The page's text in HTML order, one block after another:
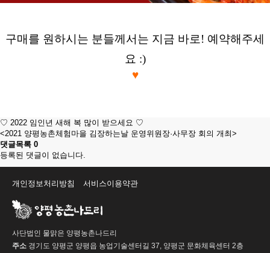
구매를 원하시는 분들께서는 지금 바로! 예약해주세
요 :)
♥
♡ 2022 임인년 새해 복 많이 받으세요 ♡
<2021 양평농촌체험마을 김장하는날 운영위원장·사무장 회의 개최>
댓글목록 0
등록된 댓글이 없습니다.
개인정보처리방침 서비스이용약관
사단법인 물맑은 양평농촌나드리
주소 경기도 양평군 양평읍 농업기술센터길 37, 양평군 문화체육센터 2층